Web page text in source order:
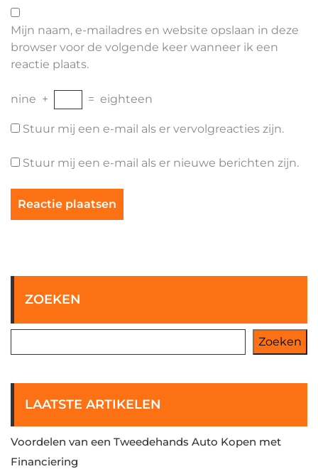
Mijn naam, e-mailadres en website opslaan in deze
browser voor de volgende keer wanneer ik een
reactie plaats.
nine + = eighteen
Stuur mij een e-mail als er vervolgreacties zijn.
Stuur mij een e-mail als er nieuwe berichten zijn.
ZOEKEN
Zoeken
LAATSTE ARTIKELEN
Voordelen van een Tweedehands Auto Kopen met
Financiering